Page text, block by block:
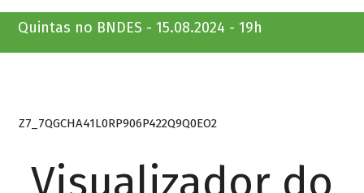
Quintas no BNDES - 15.08.2024 - 19h
Z7_7QGCHA41L0RP906P422Q9Q0EO2
Visualizador do